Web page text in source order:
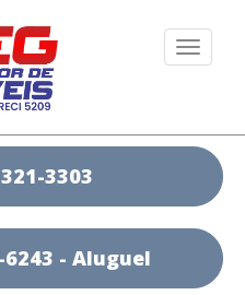
3303
6243 - Aluguel